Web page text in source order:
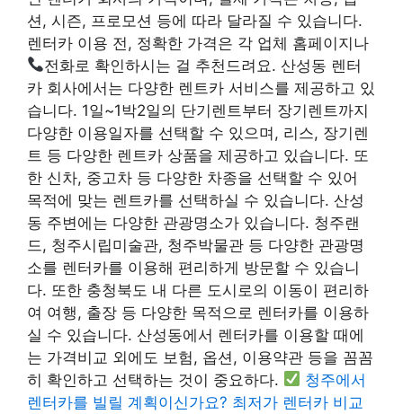
션, 시즌, 프로모션 등에 따라 달라질 수 있습니다.
렌터카 이용 전, 정확한 가격은 각 업체 홈페이지나
전화로 확인하시는 걸 추천드려요. 산성동 렌터
카 회사에서는 다양한 렌트카 서비스를 제공하고 있
습니다. 1일~1박2일의 단기렌트부터 장기렌트까지
다양한 이용일자를 선택할 수 있으며, 리스, 장기렌
트 등 다양한 렌트카 상품을 제공하고 있습니다. 또
한 신차, 중고차 등 다양한 차종을 선택할 수 있어
목적에 맞는 렌트카를 선택하실 수 있습니다. 산성
동 주변에는 다양한 관광명소가 있습니다. 청주랜
드, 청주시립미술관, 청주박물관 등 다양한 관광명
소를 렌터카를 이용해 편리하게 방문할 수 있습니
다. 또한 충청북도 내 다른 도시로의 이동이 편리하
여 여행, 출장 등 다양한 목적으로 렌터카를 이용하
실 수 있습니다. 산성동에서 렌터카를 이용할 때에
는 가격비교 외에도 보험, 옵션, 이용약관 등을 꼼꼼
히 확인하고 선택하는 것이 중요하다.
청주에서
렌터카를 빌릴 계획이신가요? 최저가 렌터카 비교